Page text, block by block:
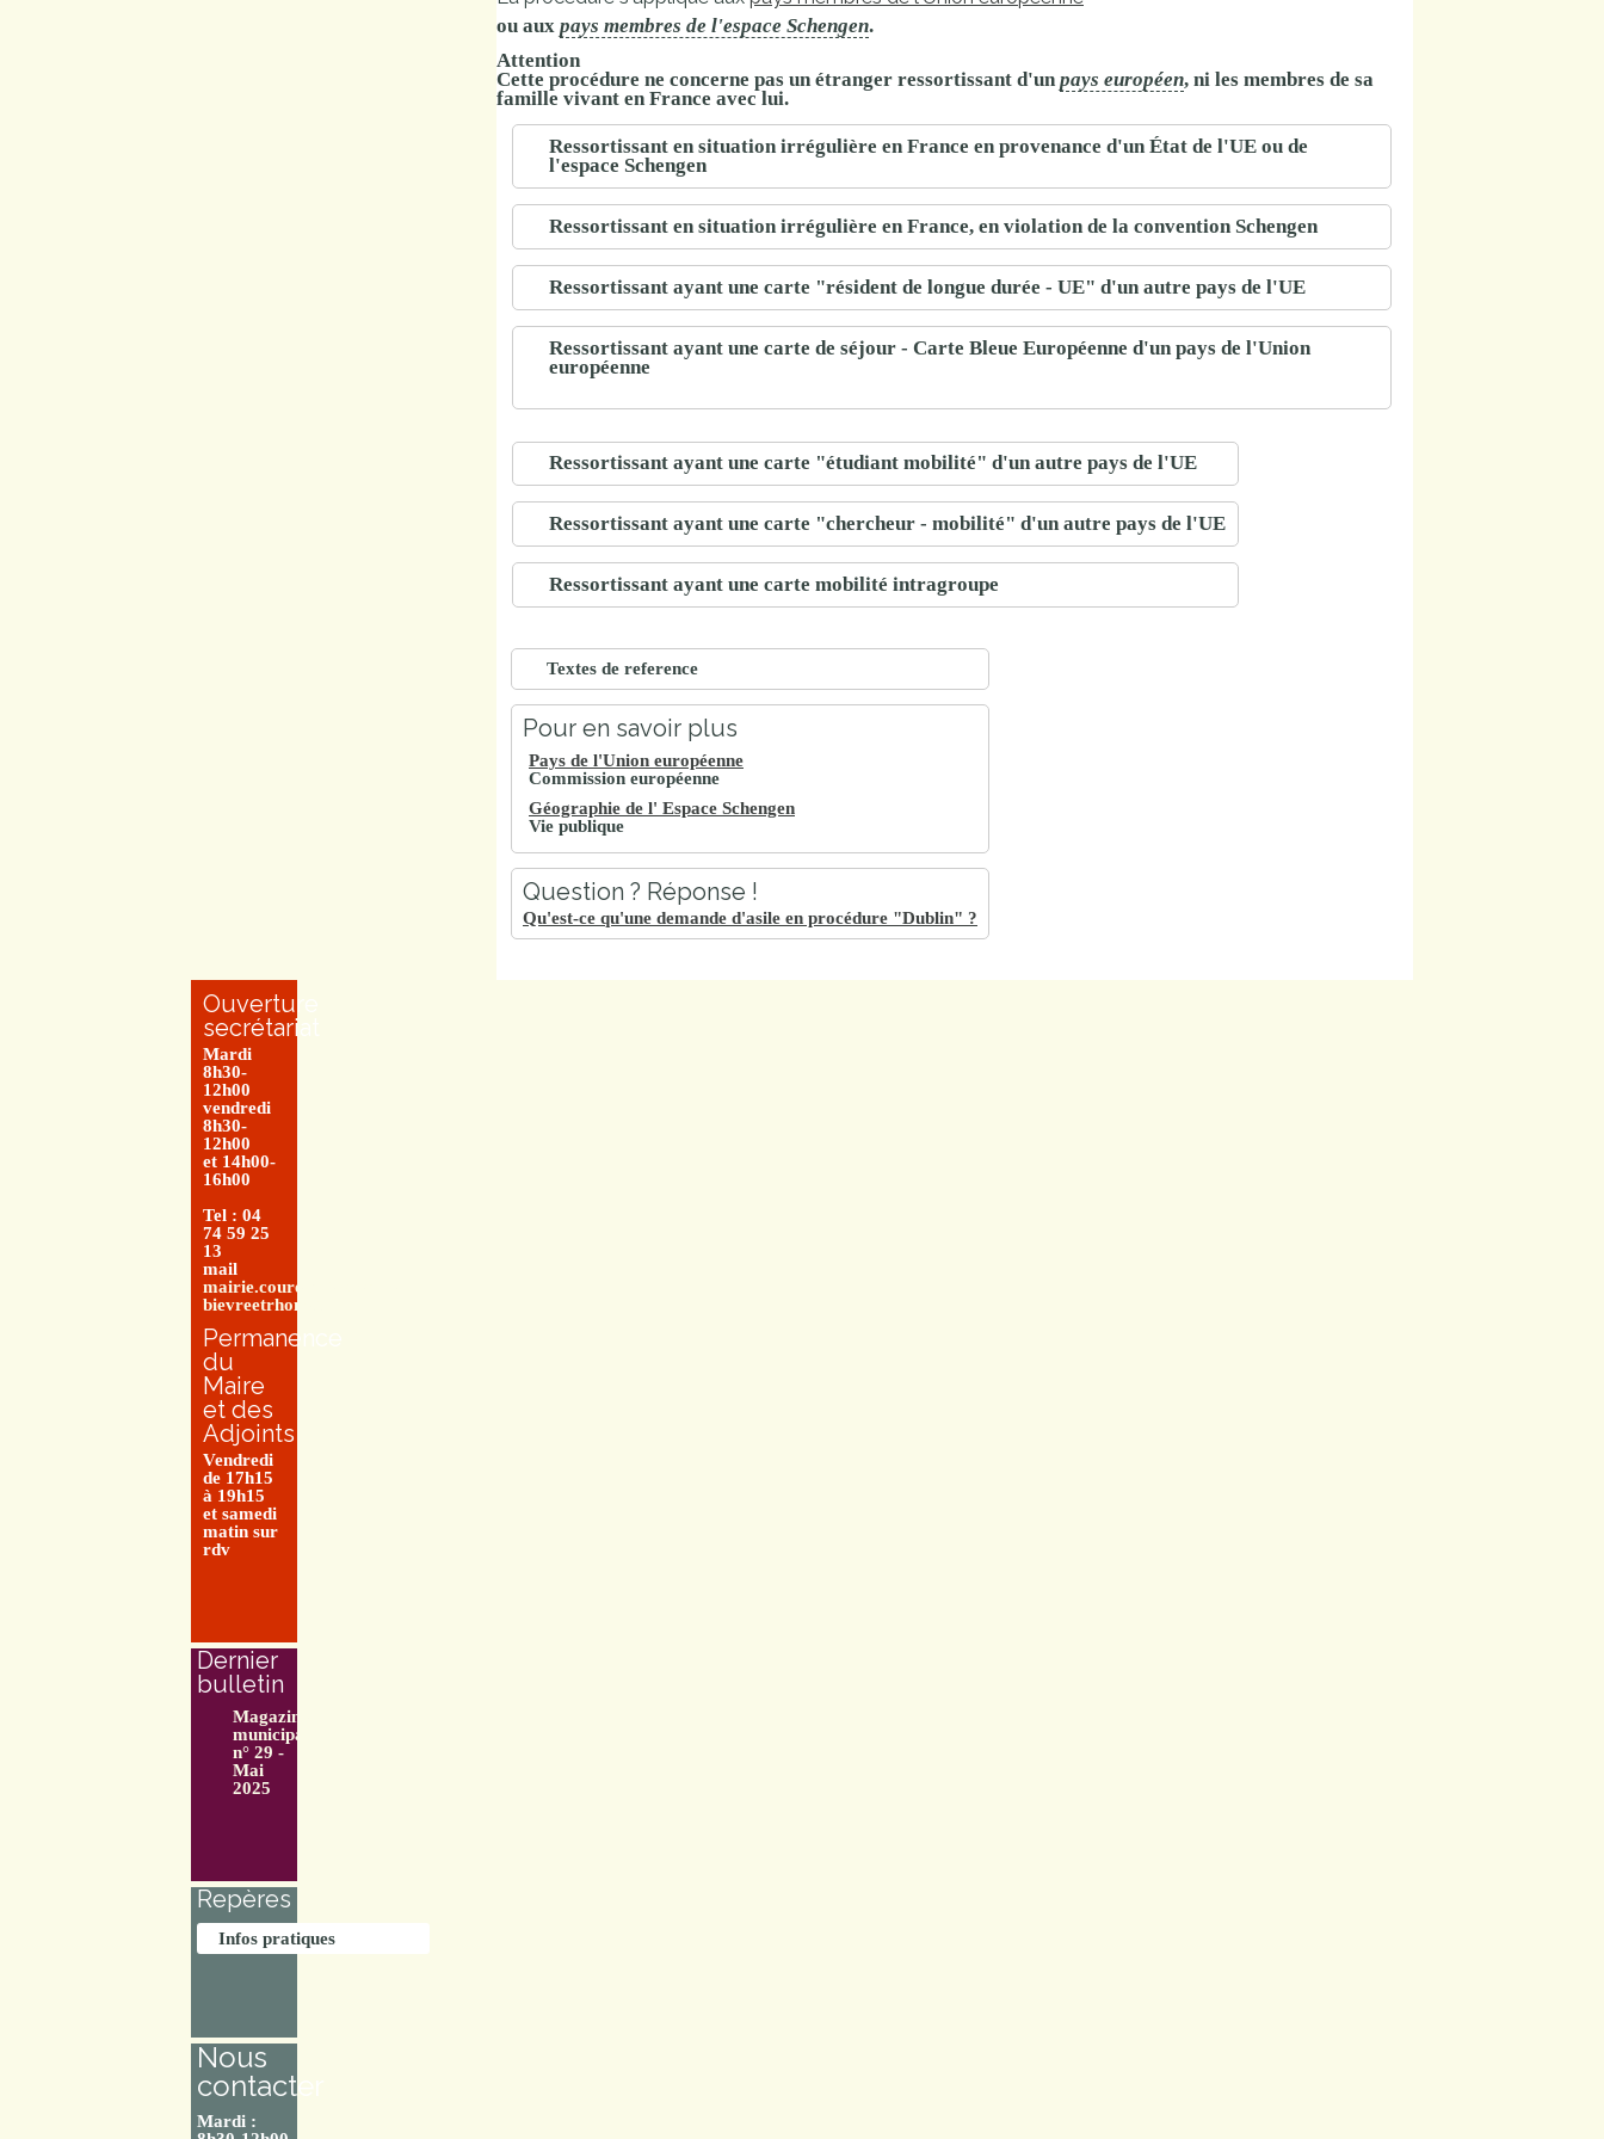
publics
Établissements
scolaires
privés
Buis
Visiter,
et
s'amuser
ou aux pays membres de l'espace Schengen.
Attention
Cette procédure ne concerne pas un étranger ressortissant d'un pays européen, ni les membres de sa
famille vivant en France avec lui.
Ressortissant en situation irrégulière en France en provenance d'un État de l'UE ou de
l'espace Schengen
Ressortissant en situation irrégulière en France, en violation de la convention Schengen
Ressortissant ayant une carte "résident de longue durée - UE" d'un autre pays de l'UE
Ressortissant ayant une carte de séjour - Carte Bleue Européenne d'un pays de l'Union
européenne
Ressortissant ayant une carte "étudiant mobilité" d'un autre pays de l'UE
Ressortissant ayant une carte "chercheur - mobilité" d'un autre pays de l'UE
Ressortissant ayant une carte mobilité intragroupe
Textes de reference
Pour en savoir plus
Pays de l'Union européenne
Commission européenne
Géographie de l' Espace Schengen
Vie publique
Question ? Réponse !
Qu'est-ce qu'une demande d'asile en procédure "Dublin" ?
Ouverture
secrétariat
Mardi
8h30-
12h00
vendredi
8h30-
12h00
et 14h00-
16h00
Tel : 04
74 59 25
13
mail
mairie.couretbuis@entre-
bievreetrhone.fr
Permanence
du
Maire
et des
Adjoints
Vendredi
de 17h15
à 19h15
et samedi
matin sur
rdv
Dernier
bulletin
Magazine
municipal
n° 29 -
Mai
2025
Repères
Infos pratiques
Nous
contacter
Mardi :